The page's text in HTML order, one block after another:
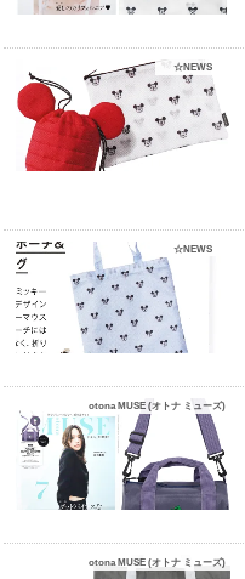
☆NEWS
☆NEWS
otona MUSE (オトナ ミューズ)
otona MUSE (オトナ ミューズ)